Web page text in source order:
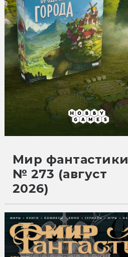
Мир фантастики
№ 273 (август
2026)